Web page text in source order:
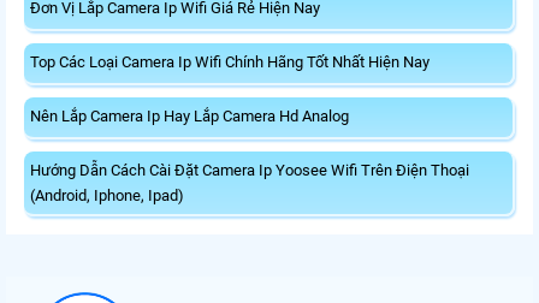
Đơn Vị Lắp Camera Ip Wifi Giá Rẻ Hiện Nay
Top Các Loại Camera Ip Wifi Chính Hãng Tốt Nhất Hiện Nay
Nên Lắp Camera Ip Hay Lắp Camera Hd Analog
Hướng Dẫn Cách Cài Đặt Camera Ip Yoosee Wifi Trên Điện Thoại
(Android, Iphone, Ipad)